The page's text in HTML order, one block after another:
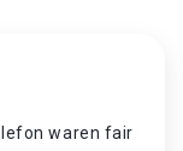
waren fair